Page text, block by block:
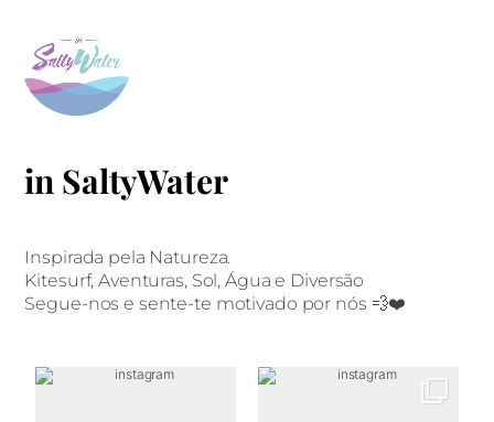
in SaltyWater
Inspirada pela Natureza.
Kitesurf, Aventuras, Sol, Água e Diversão
Segue-nos e sente-te motivado por nós 💨❤️